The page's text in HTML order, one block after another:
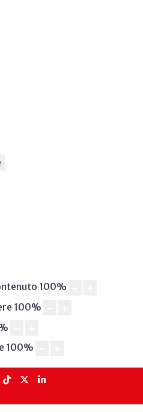
100%
100%
100%